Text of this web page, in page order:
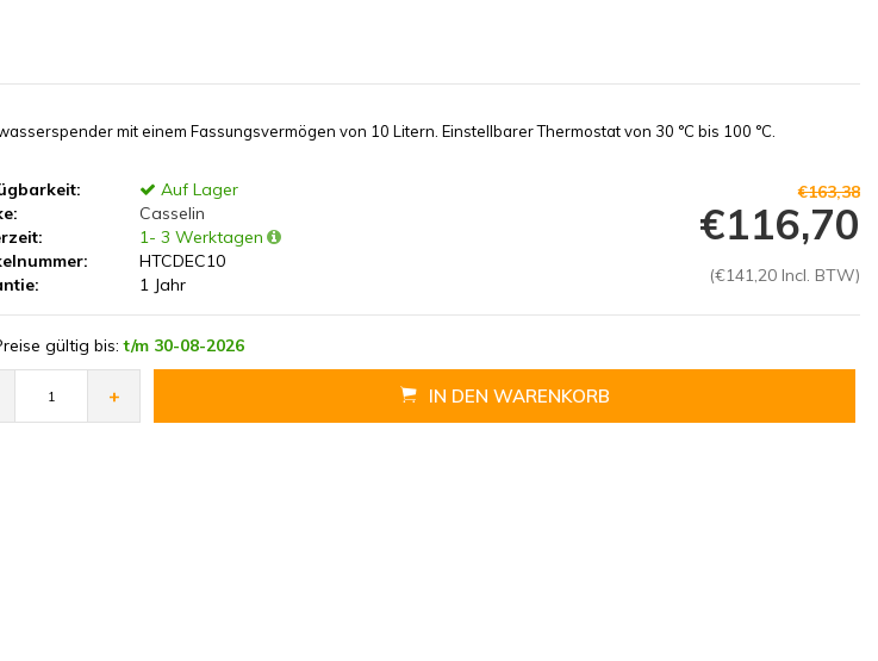
mit einem Fassungsvermögen von 10 Litern. Einstellbarer Thermostat von 30 °C bis 100 °C.
Auf Lager
Casselin
1- 3 Werktagen
HTCDEC10
1 Jahr
€163,38
€116,70
(€141,20 Incl. BTW)
gültig bis:t/m 30-08-2026
+ IN DEN WARENKORB